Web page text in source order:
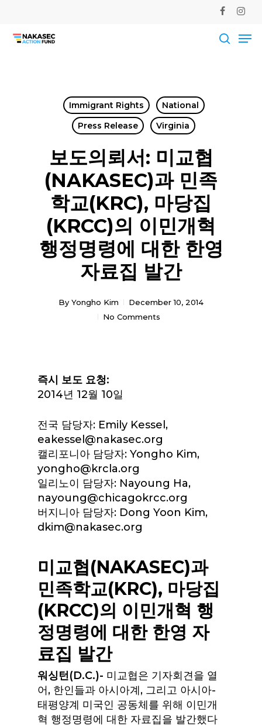
main
facebook
Immigrant Rights
National
Press Release
Virginia
보도의뢰서: 미교협
(NAKASEC)과 민족
학교(KRC), 마당집
(KRCC)의 이민개혁
행정명령에 대한 한영
자료집 발간
By Yongho Kim
December 10, 2014
No Comments
즉시 보도 요청:
2014년 12월 10일
전국 담당자: Emily Kessel,
eakessel@nakasec.org
캘리포니아 담당자: Yongho Kim,
yongho@krcla.org
일리노이 담당자: Nayoung Ha,
nayoung@chicagokrcc.org
버지니아 담당자: Dong Yoon Kim,
dkim@nakasec.org
미교협(NAKASEC)과
민족학교(KRC), 마당집
(KRCC)의 이민개혁 행
정명령에 대한 한영 자
료집 발간
워싱턴(D.C.)- 미교협은 기자회견을 열
어, 한인들과 아시아계, 그리고 아시아-
태평양계 미국인 공동체를 위해 이민개
혁 행정명령에 대한 자료집을 발간했다
Close